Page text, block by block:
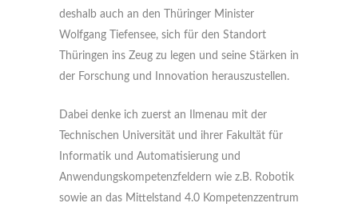
deshalb auch an den Thüringer Minister
Wolfgang Tiefensee, sich für den Standort
Thüringen ins Zeug zu legen und seine Stärken in
der Forschung und Innovation herauszustellen.
Dabei denke ich zuerst an Ilmenau mit der
Technischen Universität und ihrer Fakultät für
Informatik und Automatisierung und
Anwendungskompetenzfeldern wie z.B. Robotik
sowie an das Mittelstand 4.0 Kompetenzzentrum